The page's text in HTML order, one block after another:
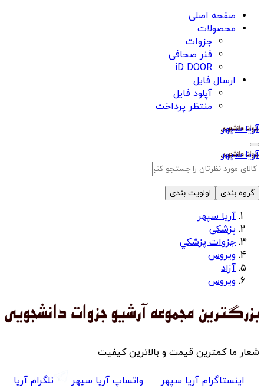
صفحه اصلی
محصولات
جزوات
فنر صحافی
iD DOOR
ارسال فایل
آپلود فایل
منتظر پرداخت
آریا سپهر
آریا سپهر
گروه بندی اولویت بندی
آریا سپهر
پزشکی
جزوات پزشكي
ویروس
آزاد
ویروس
شعار ما کمترین قیمت و بالاترین کیفیت
اینستاگرام آریا سپهر واتساپ آریا سپهر
تلگرام آریا